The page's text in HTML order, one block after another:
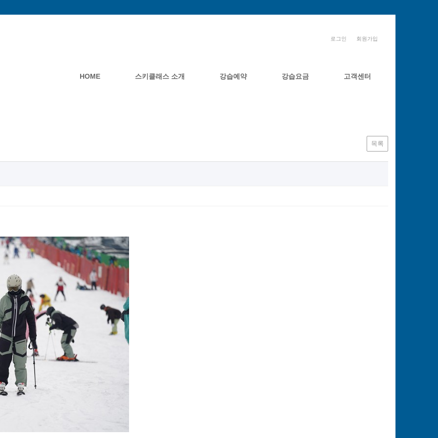
로그인 회원가입
HOME 스키클래스 소개 강습예약 강습요금 고객센터
목록